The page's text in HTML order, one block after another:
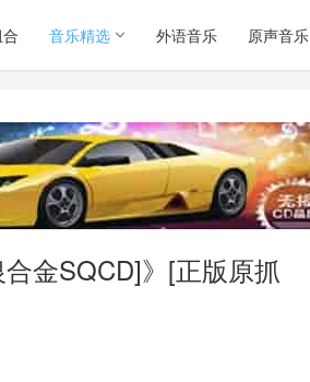
音乐精选 外语音乐 原声音乐
金SQCD]》[正版原抓